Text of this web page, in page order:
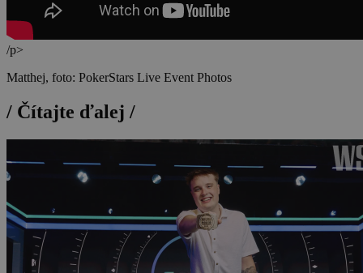
/p>
Matthej, foto: PokerStars Live Event Photos
/ Čítajte ďalej /